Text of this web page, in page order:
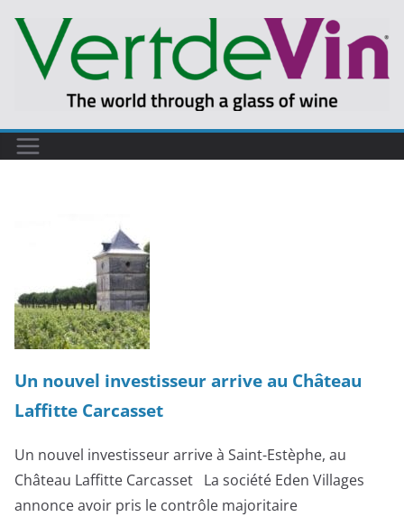
contenu
Un nouvel investisseur arrive au Château
Laffitte Carcasset
Un nouvel investisseur arrive à Saint-Estèphe, au
Château Laffitte Carcasset La société Eden Villages
annonce avoir pris le contrôle majoritaire